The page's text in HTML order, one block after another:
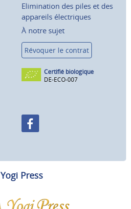
Elimination des piles et des
appareils électriques
À notre sujet
Révoquer le contrat
Certifié biologique
DE-ECO-007
Yogi Press